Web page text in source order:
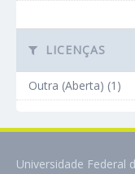
LICENÇAS
Outra (Aberta) (1)
Universidade Federal